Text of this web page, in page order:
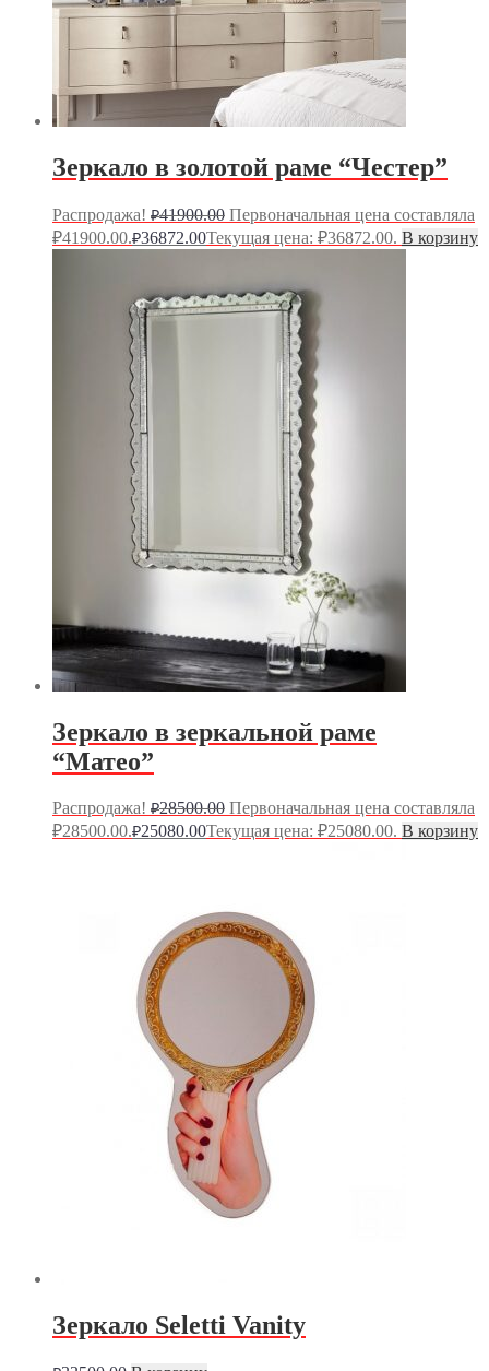
Зеркало в золотой раме “Честер”
Распродажа! ₽41900.00 Первоначальная цена составляла
₽41900.00.₽36872.00Текущая цена: ₽36872.00. В корзину
Зеркало в зеркальной раме
“Матео”
Распродажа! ₽28500.00 Первоначальная цена составляла
₽28500.00.₽25080.00Текущая цена: ₽25080.00. В корзину
Зеркало Seletti Vanity